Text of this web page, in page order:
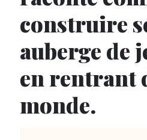
construire
auberge de
en rentrant
monde.